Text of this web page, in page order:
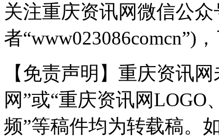
关注重庆资讯网微信公
者“www023086comcn”)
【免责声明】重庆资讯
网”或“重庆资讯网
频”等稿件均为转载稿。